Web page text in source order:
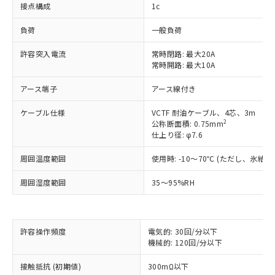
接点構成 1c
負荷 一般負荷
許容突入電流
常時閉路: 最大20A
常時開路: 最大10A
アース端子 アース線付き
ケーブル仕様
VCTF 耐油ケーブル、4芯、3m
公称断面積: 0.75mm2
仕上り径: φ7.6
周囲温度範囲 使用時: -10～70℃ (ただし、氷結し
周囲湿度範囲 35～95%RH
許容操作頻度
電気的: 30回/分以下
機械的: 120回/分以下
接触抵抗 (初期値) 300mΩ以下
対応済み：EU RoHS指令（10物質）の
非含有に対応した製品が提供可能な商品で
対応予定：EU RoHS指令（10物質）の非含